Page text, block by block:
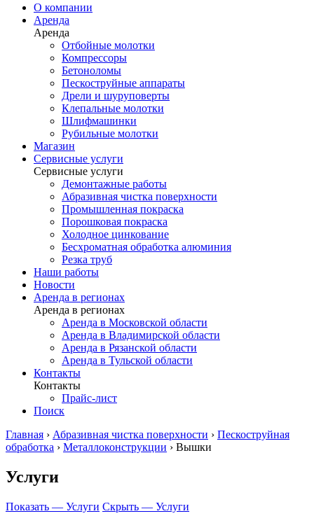
О компании
Аренда
Аренда
Отбойные молотки
Компрессоры
Бетоноломы
Пескоструйные аппараты
Дрели и шуруповерты
Клепальные молотки
Шлифмашинки
Рубильные молотки
Магазин
Сервисные услуги
Сервисные услуги
Демонтажные работы
Абразивная чистка поверхности
Промышленная покраска
Порошковая покраска
Холодное цинкование
Бесхроматная обработка алюминия
Резка труб
Наши работы
Новости
Аренда в регионах
Аренда в регионах
Аренда в Московской области
Аренда в Владимирской области
Аренда в Рязанской области
Аренда в Тульской области
Контакты
Контакты
Прайс-лист
Поиск
Главная › Абразивная чистка поверхности › Пескоструйная
обработка › Металлоконструкции › Вышки
Услуги
Показать — Услуги Скрыть — Услуги